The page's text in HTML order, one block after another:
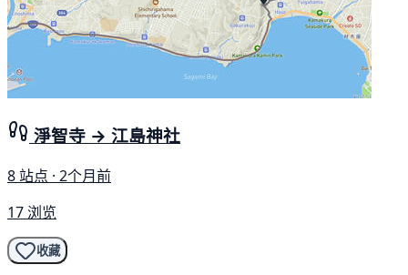
淨智寺 → 江島神社
8 站点 · 2个月前
17 浏览
收藏